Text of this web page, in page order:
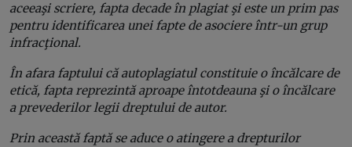
aceeaşi scriere, fapta decade în plagiat şi este un prim pas
pentru identificarea unei fapte de asociere într-un grup
infracţional.
În afara faptului că autoplagiatul constituie o încălcare de
etică, fapta reprezintă aproape întotdeauna şi o încălcare
a prevederilor legii dreptului de autor.
Prin această faptă se aduce o atingere a drepturilor